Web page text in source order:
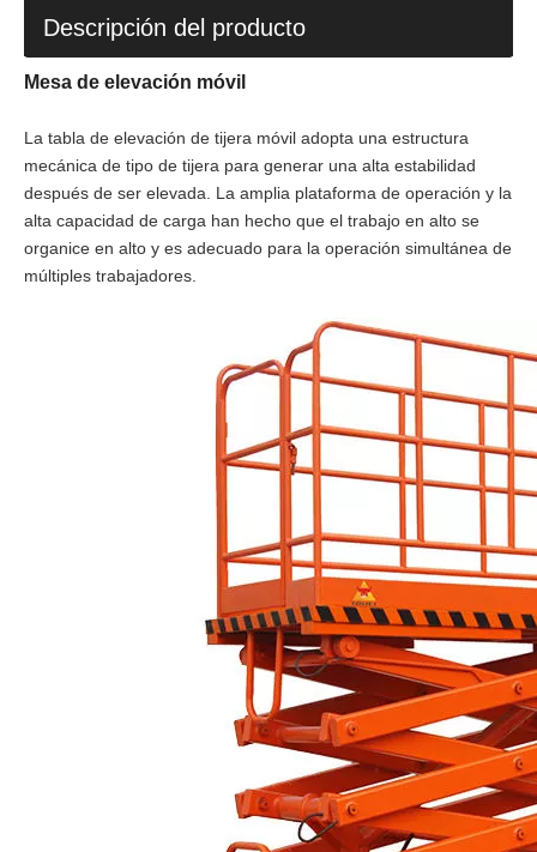
Descripción del producto
Mesa de elevación móvil
La tabla de elevación de tijera móvil adopta una estructura
mecánica de tipo de tijera para generar una alta estabilidad
después de ser elevada. La amplia plataforma de operación y la
alta capacidad de carga han hecho que el trabajo en alto se
organice en alto y es adecuado para la operación simultánea de
múltiples trabajadores.